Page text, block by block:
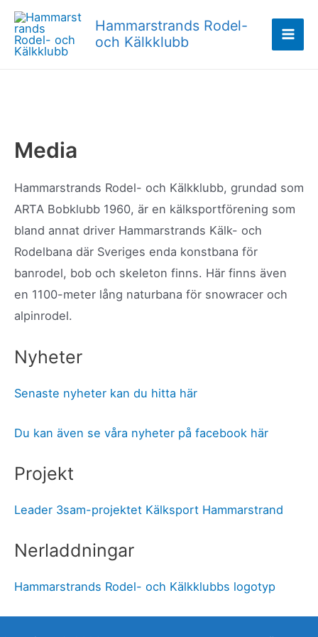
Hoppa
innehåll
Hammarstrands Rodel-
och Kälkklubb
Media
Hammarstrands Rodel- och Kälkklubb, grundad som
ARTA Bobklubb 1960, är en kälksportförening som
bland annat driver Hammarstrands Kälk- och
Rodelbana där Sveriges enda konstbana för
banrodel, bob och skeleton finns. Här finns även
en 1100-meter lång naturbana för snowracer och
alpinrodel.
Nyheter
Senaste nyheter kan du hitta här
Du kan även se våra nyheter på facebook här
Projekt
Leader 3sam-projektet Kälksport Hammarstrand
Nerladdningar
Hammarstrands Rodel- och Kälkklubbs logotyp